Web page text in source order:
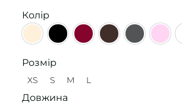
Колір
BeigeBlackBordoDarkGraphite
Розмір
XS
XS
S
S
M
M
L
L
Довжина